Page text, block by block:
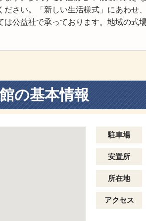
さい。「新しい生活様式」にあわせ
公益社で承っております。地域の式
の基本情報
駐車場
安置所
所在地
アクセス